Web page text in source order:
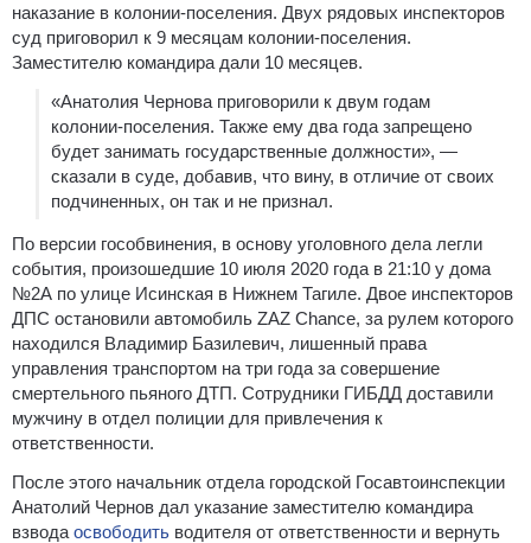
наказание в колонии-поселения. Двух рядовых инспекторов
суд приговорил к 9 месяцам колонии-поселения.
Заместителю командира дали 10 месяцев.
«Анатолия Чернова приговорили к двум годам
колонии-поселения. Также ему два года запрещено
будет занимать государственные должности», —
сказали в суде, добавив, что вину, в отличие от своих
подчиненных, он так и не признал.
По версии гособвинения, в основу уголовного дела легли
события, произошедшие 10 июля 2020 года в 21:10 у дома
№2А по улице Исинская в Нижнем Тагиле. Двое инспекторов
ДПС остановили автомобиль ZAZ Chance, за рулем которого
находился Владимир Базилевич, лишенный права
управления транспортом на три года за совершение
смертельного пьяного ДТП. Сотрудники ГИБДД доставили
мужчину в отдел полиции для привлечения к
ответственности.
После этого начальник отдела городской Госавтоинспекции
Анатолий Чернов дал указание заместителю командира
взвода освободить водителя от ответственности и вернуть